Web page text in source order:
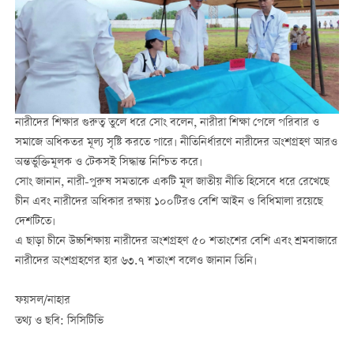
নারীদের শিক্ষার গুরুত্ব তুলে ধরে সোং বলেন, নারীরা শিক্ষা পেলে পরিবার ও
সমাজে অধিকতর মূল্য সৃষ্টি করতে পারে। নীতিনির্ধারণে নারীদের অংশগ্রহণ আরও
অন্তর্ভুক্তিমূলক ও টেকসই সিদ্ধান্ত নিশ্চিত করে।
সোং জানান, নারী-পুরুষ সমতাকে একটি মূল জাতীয় নীতি হিসেবে ধরে রেখেছে
চীন এবং নারীদের অধিকার রক্ষায় ১০০টিরও বেশি আইন ও বিধিমালা রয়েছে
দেশটিতে।
এ ছাড়া চীনে উচ্চশিক্ষায় নারীদের অংশগ্রহণ ৫০ শতাংশের বেশি এবং শ্রমবাজারে
নারীদের অংশগ্রহণের হার ৬৩.৭ শতাংশ বলেও জানান তিনি।
ফয়সল/নাহার
তথ্য ও ছবি: সিসিটিভি